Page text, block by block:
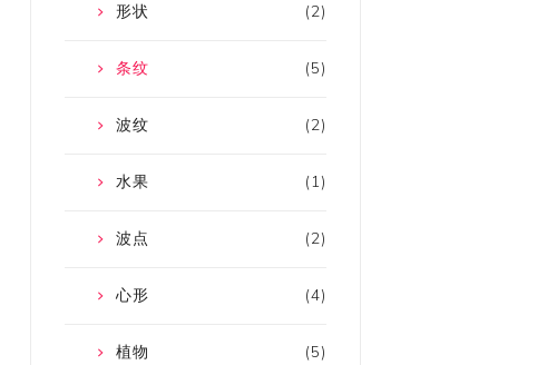
(2)
形状
(5)
条纹
(2)
波纹
(1)
水果
(2)
波点
(4)
心形
(5)
植物